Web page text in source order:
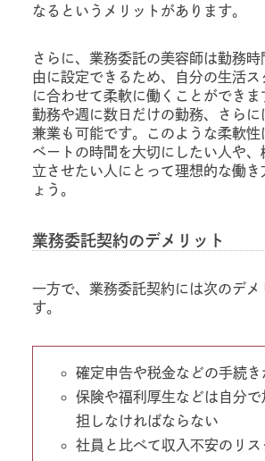
なるというメリットがあります。
さらに、業務委託の美容師は勤務時
由に設定できるため、自分の生活ス
に合わせて柔軟に働くことができま
勤務や週に数日だけの勤務、さらに
兼業も可能です。このような柔軟性
ベートの時間を大切にしたい人や、
立させたい人にとって理想的な働き
ょう。
業務委託契約のデメリット
一方で、業務委託契約には次のデメ
す。
確定申告や税金などの手続き
保険や福利厚生などは自分で
担しなければならない
社員と比べて収入不安のリス